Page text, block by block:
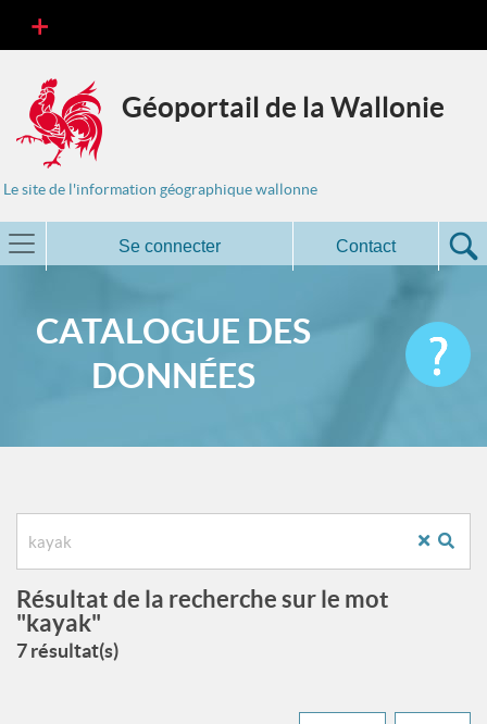
Géoportail de la Wallonie
Le site de l'information géographique wallonne
Se connecter Contact
CATALOGUE DES
DONNÉES
Résultat de la recherche sur le mot
"kayak"
7 résultat(s)